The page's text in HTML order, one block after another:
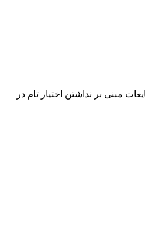
مبنی بر نداشتن اختیار تام در